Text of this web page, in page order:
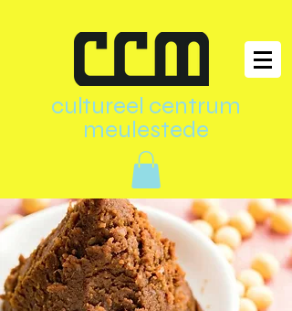
cultureel centrum
meulestede